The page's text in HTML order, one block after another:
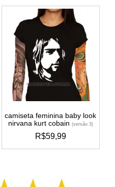
tem
várias
variantes.
as
opções
podem
ser
escolhidas
na
produto
camiseta feminina baby look
nirvana kurt cobain (versão 3)
R$59,99
este
várias